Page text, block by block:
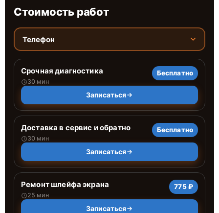
Стоимость работ
Телефон
Срочная диагностика
30 мин
Бесплатно
Записаться
Доставка в сервис и обратно
30 мин
Бесплатно
Записаться
Ремонт шлейфа экрана
25 мин
775 ₽
Записаться